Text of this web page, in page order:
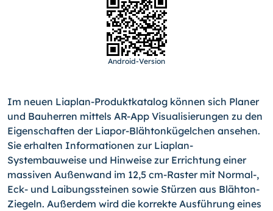
Android-Version
Im neuen Liaplan-Produktkatalog können sich Planer
und Bauherren mittels AR-App Visualisierungen zu den
Eigenschaften der Liapor-Blähtonkügelchen ansehen.
Sie erhalten Informationen zur Liaplan-
Systembauweise und Hinweise zur Errichtung einer
massiven Außenwand im 12,5 cm-Raster mit Normal-,
Eck- und Laibungssteinen sowie Stürzen aus Blähton-
Ziegeln. Außerdem wird die korrekte Ausführung eines